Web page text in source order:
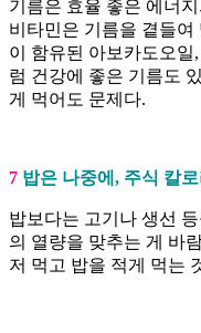
기름은 효율 좋은 에너
비타민은 기름을 곁들
이 함유된 아보카도오일
럼 건강에 좋은 기름도
게 먹어도 문제다.
7 밥은 나중에, 주식 칼로
밥보다는 고기나 생선
의 열량을 맞추는 게 바
저 먹고 밥을 적게 먹는